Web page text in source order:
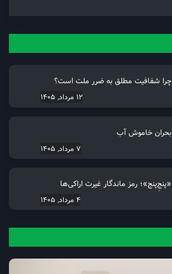
چرا شفافیت مطلق به ضرر ملت است؟
12 مرداد, 1405
بحران خاموش آب
7 مرداد, 1405
«پنجِ‌پنج»؛ رمز ماندگار غیرت اراکی‌ها
4 مرداد, 1405